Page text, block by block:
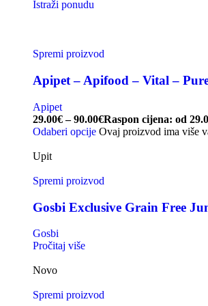
Istraži ponudu
Spremi proizvod
Apipet – Apifood – Vital –
Apipet
29.00€ – 90.00€Raspon cijena: od
Odaberi opcije Ovaj proizvod ima više
Upit
Spremi proizvod
Gosbi Exclusive Grain Free
Gosbi
Pročitaj više
Novo
Spremi proizvod